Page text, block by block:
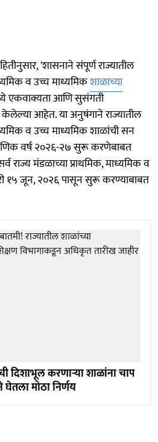
'शासनाने संपूर्ण राज्यातील
व उच्च माध्यमिकशाळाच्या
एकवाक्यता आणि सुसंगती
आहेत. या अनुषंगाने राज्यातील
व उच्च माध्यमिक शाळांची सन
वर्ष २०२६-२७ सुरू करणेबाबत
राज्य मंडळाच्या प्राथमिक, माध्यमिक व
१५ जून, २०२६ पासून सुरू करण्याबाबत
दिशाभूल करणाऱ्या शाळांना चाप
मोठा निर्णय